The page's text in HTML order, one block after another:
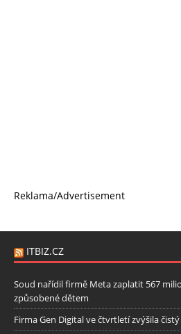
Reklama/Advertisement
ITBIZ.CZ
Soud nařídil firmě Meta zaplatit 567
způsobené dětem
Firma Gen Digital ve čtvrtletí zvýšila